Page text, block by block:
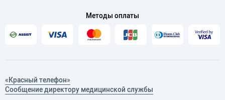
Методы оплаты
«Красный телефон»
Сообщение директору медицинской службы